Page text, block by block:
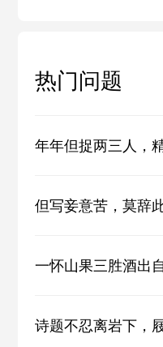
热门问题
年年但捉两三人，
但写妾意苦，莫辞
一怀山果三胜酒出
诗题不忍离岩下，